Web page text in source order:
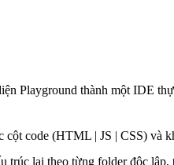
Playground thành một IDE
cột code (HTML | JS | CSS) và
trúc lại theo từng folder độc